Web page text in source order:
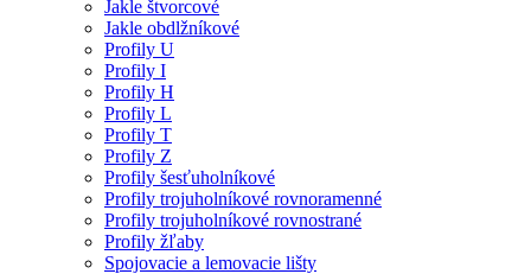
Jakle štvorcové
Jakle obdlžníkové
Profily U
Profily I
Profily H
Profily L
Profily T
Profily Z
Profily šesťuholníkové
Profily trojuholníkové rovnoramenné
Profily trojuholníkové rovnostrané
Profily žľaby
Spojovacie a lemovacie lišty